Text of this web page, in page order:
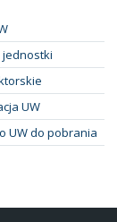
jednostki
UW
UW do pobrania